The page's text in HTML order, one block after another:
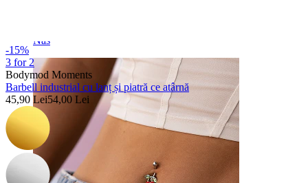
Nas
-15%
3 for 2
Bodymod Moments
Barbell industrial cu lanț și piatră ce atârnă
45,90 Lei54,00 Lei